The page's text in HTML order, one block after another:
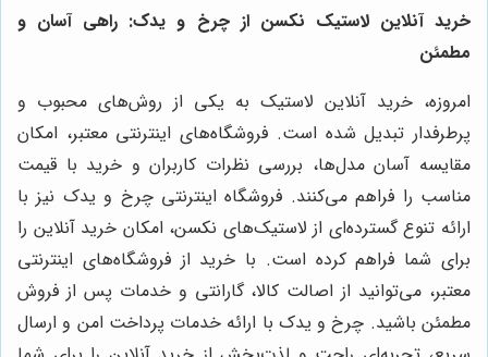
خرید آنلاین لاستیک نکسن از چرخ و یدک: راهی آسان و
مطمئن
امروزه، خرید آنلاین لاستیک به یکی از روش‌های محبوب و
پرطرفدار تبدیل شده است. فروشگاه‌های اینترنتی معتبر، امکان
مقایسه آسان مدل‌ها، بررسی نظرات کاربران و خرید با قیمت
مناسب را فراهم می‌کنند. فروشگاه اینترنتی چرخ و یدک نیز با
ارائه تنوع گسترده‌ای از لاستیک‌های نکسن، امکان خرید آنلاین را
برای شما فراهم کرده است. با خرید از فروشگاه‌های اینترنتی
معتبر، می‌توانید از اصالت کالا، گارانتی و خدمات پس از فروش
مطمئن باشید. چرخ و یدک با ارائه خدمات پرداخت امن و ارسال